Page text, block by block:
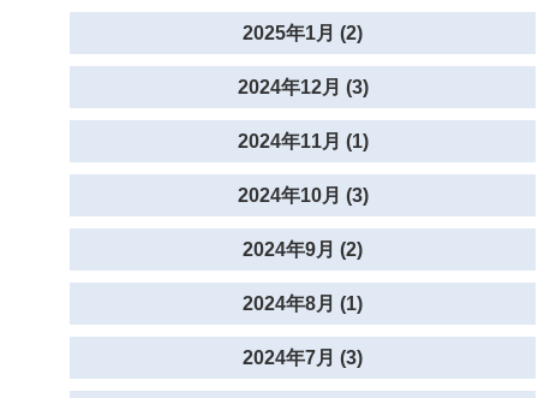
2025年1月 (2)
2024年12月 (3)
2024年11月 (1)
2024年10月 (3)
2024年9月 (2)
2024年8月 (1)
2024年7月 (3)